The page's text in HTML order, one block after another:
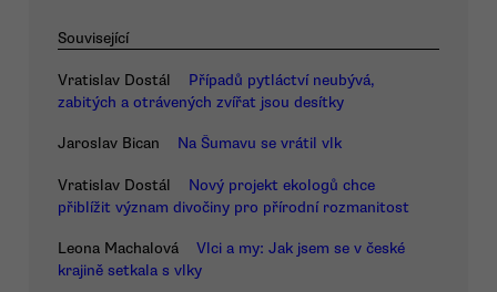
Související
Vratislav Dostál
Případů pytláctví neubývá,
zabitých a otrávených zvířat jsou desítky
Jaroslav Bican Na Šumavu se vrátil vlk
Vratislav Dostál
Nový projekt ekologů chce
přiblížit význam divočiny pro přírodní rozmanitost
Leona Machalová
Vlci a my: Jak jsem se v české
krajině setkala s vlky